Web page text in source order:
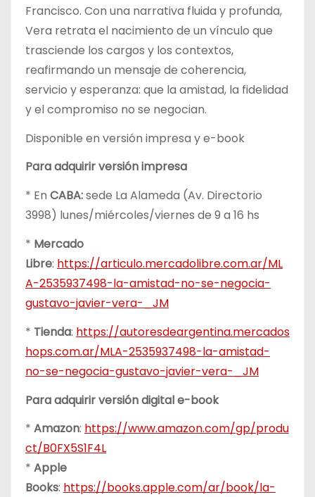
Francisco. Con una narrativa fluida y profunda,
Vera retrata el nacimiento de un vínculo que
trasciende los cargos y los contextos,
reafirmando un mensaje de coherencia,
servicio y esperanza: que la amistad, la fidelidad
y el compromiso no se negocian.
Disponible en versión impresa y e-book
Para adquirir versión impresa
* En CABA:sede La Alameda (Av. Directorio
3998) lunes/miércoles/viernes de 9 a 16 hs
* Mercado
Libre: https://articulo.mercadolibre.com.ar/ML
A-2535937498-la-amistad-no-se-negocia-
gustavo-javier-vera-_JM
* Tienda: https://autoresdeargentina.mercados
hops.com.ar/MLA-2535937498-la-amistad-
no-se-negocia-gustavo-javier-vera-_JM
Para adquirir versión digital e-book
* Amazon: https://www.amazon.com/gp/produ
ct/B0FX5S1F4L
* Apple
Books: https://books.apple.com/ar/book/la-